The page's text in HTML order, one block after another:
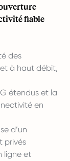
fiable
des
à haut débit,
étendus et la
en
d’un
privés
ligne et